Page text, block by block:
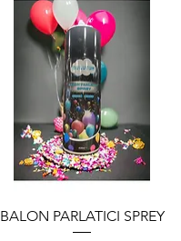
Hızlı Bakış
BALON PARLATICI SPREY